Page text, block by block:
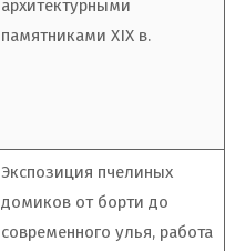
архитектурными
памятниками XIX в.
Экспозиция пчелиных
домиков от борти до
современного улья, работа